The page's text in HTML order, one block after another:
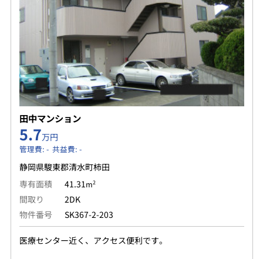
田中マンション
5.7万円
管理費: - 共益費: -
静岡県駿東郡清水町柿田
専有面積
41.31 m2
間取り
2DK
物件番号
SK367-2-203
医療センター近く、アクセス便利です。